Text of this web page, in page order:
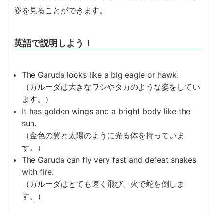
姿を見ることができます。
英語で説明しよう！
The Garuda looks like a big eagle or hawk.
（ガルーダは大きなワシやタカのような姿をしてい
ます。）
It has golden wings and a bright body like the
sun.
（金色の翼と太陽のように光る体を持っていま
す。）
The Garuda can fly very fast and defeat snakes
with fire.
（ガルーダはとても速く飛び、火で蛇を倒しま
す。）